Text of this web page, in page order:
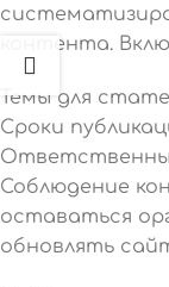
контента.
Темы для
Сроки
Соблюдение
оставаться
обновлять